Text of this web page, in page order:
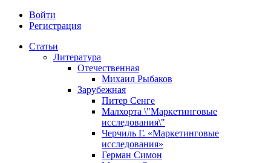
Войти
Регистрация
Статьи
Литература
Отечественная
Михаил Рыбаков
Зарубежная
Питер Сенге
Малхорта \"Маркетинговые
исследования\"
Черчиль Г. «Маркетинговые
исследования»
Герман Симон